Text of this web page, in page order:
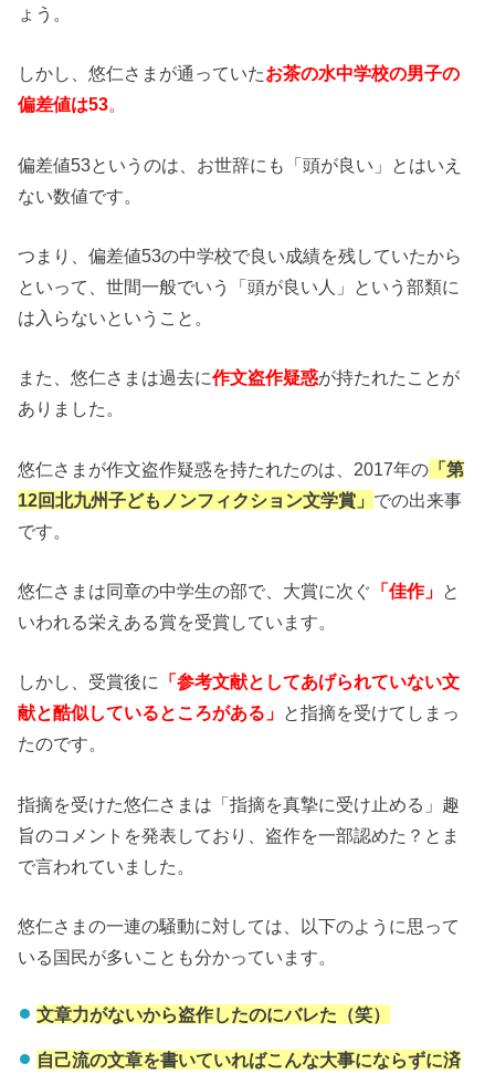
ょう。
しかし、悠仁さまが通っていたお茶の水中学校の男子の
偏差値は53。
偏差値53というのは、お世辞にも「頭が良い」とはいえ
ない数値です。
つまり、偏差値53の中学校で良い成績を残していたから
といって、世間一般でいう「頭が良い人」という部類に
は入らないということ。
また、悠仁さまは過去に作文盗作疑惑が持たれたことが
ありました。
悠仁さまが作文盗作疑惑を持たれたのは、2017年の 「第
12回北九州子どもノンフィクション文学賞」 での出来事
です。
悠仁さまは同章の中学生の部で、大賞に次ぐ 「佳作」 と
いわれる栄えある賞を受賞しています。
しかし、受賞後に
「参考文献としてあげられていない文
献と酷似しているところがある」 と指摘を受けてしまっ
たのです。
指摘を受けた悠仁さまは「指摘を真摯に受け止める」趣
旨のコメントを発表しており、盗作を一部認めた？とま
で言われていました。
悠仁さまの一連の騒動に対しては、以下のように思って
いる国民が多いことも分かっています。
文章力がないから盗作したのにバレた（笑）
自己流の文章を書いていればこんな大事にならずに済